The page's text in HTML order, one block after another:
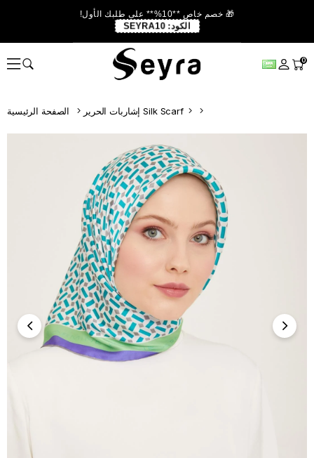
🎁 خصم خاص **10%** على طلبك الأول!
الكود: SEYRA10
0
إشاربات الحرير Silk Scarf